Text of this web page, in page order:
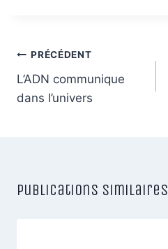
Navigation
de
l’article
PRÉCÉDENT
L’ADN communique
dans l’univers
Publications similaires